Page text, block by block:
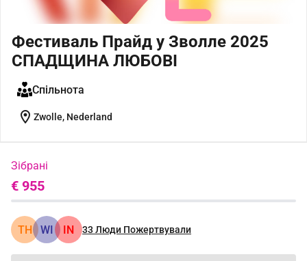
Фестиваль Прайд у Зволле 2025
СПАДЩИНА ЛЮБОВІ
Спільнота
location_on Zwolle, Nederland
Зібрані
€ 955
TH WI IN 33Люди Пожертвували